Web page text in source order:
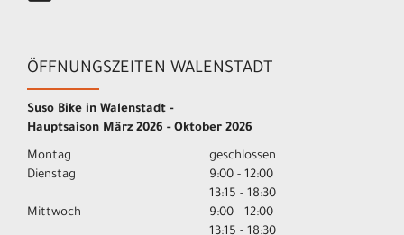
ÖFFNUNGSZEITEN WALENSTADT
Suso Bike in Walenstadt -
Hauptsaison März 2026 - Oktober 2026
Montag
geschlossen
Dienstag
9:00 - 12:00
13:15 - 18:30
Mittwoch
9:00 - 12:00
13:15 - 18:30